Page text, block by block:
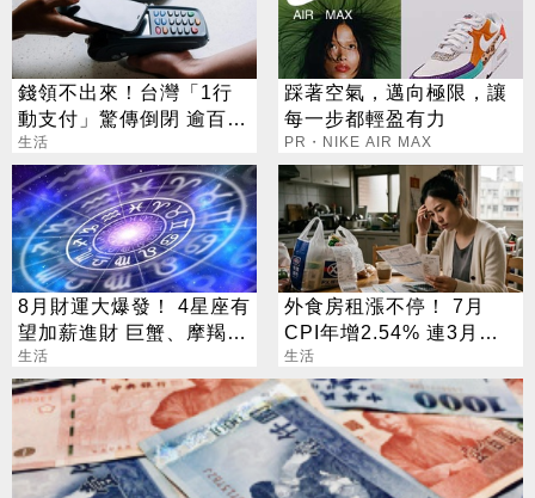
錢領不出來！台灣「1行
動支付」驚傳倒閉 逾百萬
人受害
生活
踩著空氣，邁向極限，讓
每一步都輕盈有力
PR・NIKE AIR MAX
8月財運大爆發！ 4星座有
望加薪進財 巨蟹、摩羯最
有感
生活
外食房租漲不停！ 7月
CPI年增2.54% 連3月突
破通膨警戒
生活